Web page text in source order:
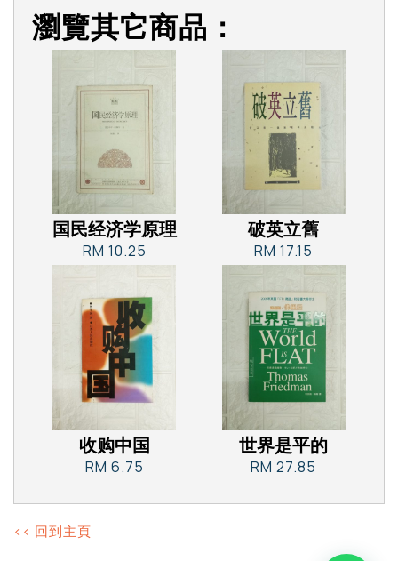
瀏覽其它商品：
国民经济学原理
RM 10.25
破英立舊
RM 17.15
收购中国
RM 6.75
世界是平的
RM 27.85
<< 回到主頁